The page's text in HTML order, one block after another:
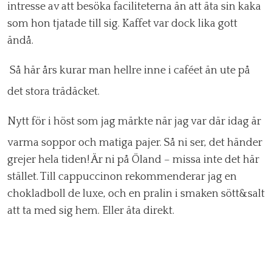
intresse av att besöka faciliteterna än att äta sin kaka
som hon tjatade till sig. Kaffet var dock lika gott
ändå.
Så här års kurar man hellre inne i caféet än ute på
det stora trädäcket.
Nytt för i höst som jag märkte när jag var där idag är
varma soppor och matiga pajer. Så ni ser, det händer
grejer hela tiden! Är ni på Öland – missa inte det här
stället. Till cappuccinon rekommenderar jag en
chokladboll de luxe, och en pralin i smaken sött&salt
att ta med sig hem. Eller äta direkt.